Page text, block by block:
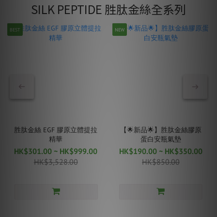
SILK PEPTIDE 胜肽金絲全系列
BEST
胜肽金絲 EGF 膠原立體提拉
精華
HK$301.00 ~ HK$999.00
HK$3,528.00
NEW
【🌟新品🌟】胜肽金絲膠原
蛋白安瓶氣墊
HK$190.00 ~ HK$350.00
HK$850.00